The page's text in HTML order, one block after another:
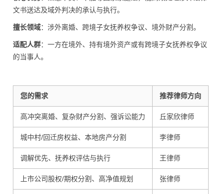
文书送达及域外判决的承认与执行。
擅长领域：涉外离婚、跨境子女抚养权争议、境外财产分割。
适配人群：一方在境外、持有境外资产或有跨境子女抚养权争议
的当事人。
您的需求 推荐律师方向
高冲突离婚、复杂财产分割、强诉讼能力 丘家欣律师
城中村/回迁房权益、本地房产分割 李律师
调解优先、抚养权评估与执行 王律师
上市公司股权/期权分割、高净值规划 张律师